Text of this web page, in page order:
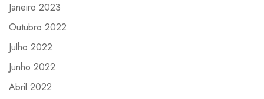
Janeiro 2023
Outubro 2022
Julho 2022
Junho 2022
Abril 2022